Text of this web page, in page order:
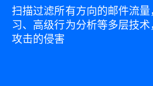
扫描过滤所有方向的邮件流
习、高级行为分析等多层技
攻击的侵害